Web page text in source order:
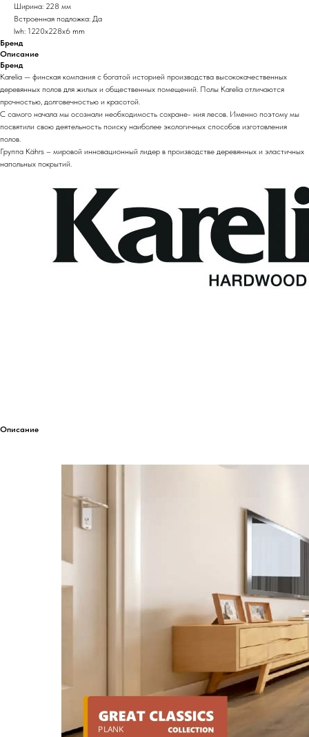
Ширина: 228 мм
Встроенная подложка: Да
lwh: 1220x228x6 mm
Бренд
Описание
Бренд
Karelia — финская компания с богатой историей производства высококачественных
деревянных полов для жилых и общественных помещений. Полы Karelia отличаются
прочностью, долговечностью и красотой.
С самого начала мы осознали необходимость сохране- ния лесов. Именно поэтому мы
посвятили свою деятельность поиску наиболее экологичных способов изготовления
полов.
Группа Kährs – мировой инновационный лидер в производстве деревянных и эластичных
напольных покрытий.
Описание